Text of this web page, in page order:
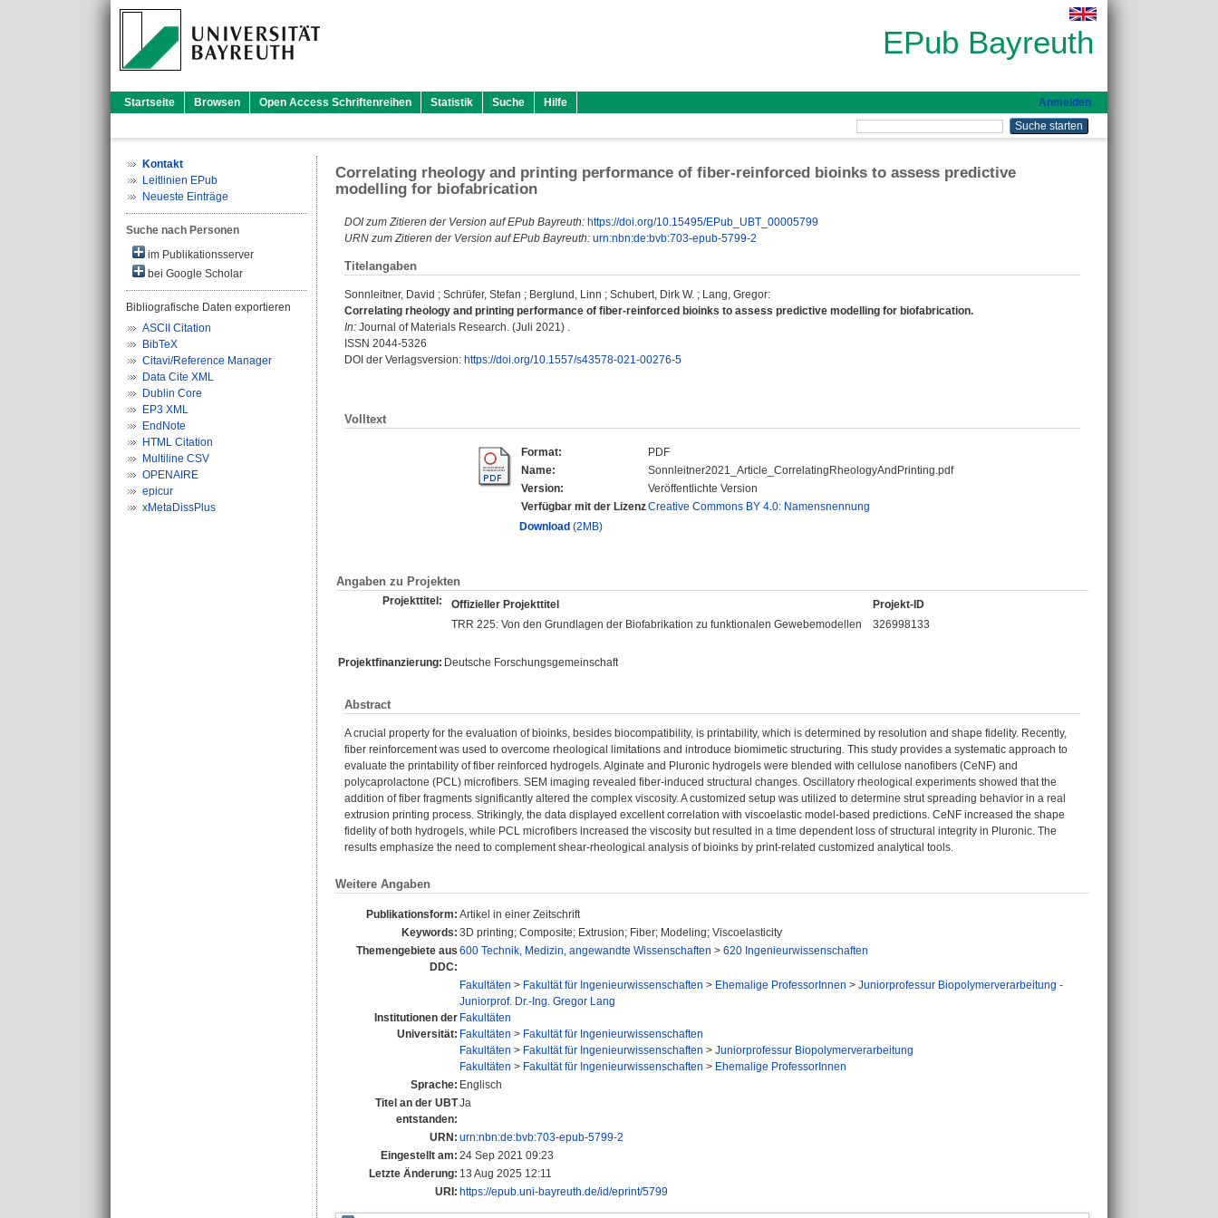
EPub Bayreuth
Startseite Browsen Open Access Schriftenreihen Statistik Suche Hilfe Anmelden
Kontakt
Leitlinien EPub
Neueste Einträge
Suche nach Personen
im Publikationsserver
bei Google Scholar
Bibliografische Daten exportieren
ASCII Citation
BibTeX
Citavi/Reference Manager
Data Cite XML
Dublin Core
EP3 XML
EndNote
HTML Citation
Multiline CSV
OPENAIRE
epicur
xMetaDissPlus
Correlating rheology and printing performance of fiber-reinforced bioinks to assess predictive
modelling for biofabrication
DOI zum Zitieren der Version auf EPub Bayreuth: https://doi.org/10.15495/EPub_UBT_00005799
URN zum Zitieren der Version auf EPub Bayreuth: urn:nbn:de:bvb:703-epub-5799-2
Titelangaben
Sonnleitner, David ; Schrüfer, Stefan ; Berglund, Linn ; Schubert, Dirk W. ; Lang, Gregor:
Correlating rheology and printing performance of fiber-reinforced bioinks to assess predictive modelling for biofabrication.
In: Journal of Materials Research. (Juli 2021) .
ISSN 2044-5326
DOI der Verlagsversion: https://doi.org/10.1557/s43578-021-00276-5
Volltext
Format:
PDF
Name:
Sonnleitner2021_Article_CorrelatingRheologyAndPrinting.pdf
Version:
Veröffentlichte Version
Verfügbar mit der LizenzCreative Commons BY 4.0: Namensnennung
Download (2MB)
Angaben zu Projekten
Projekttitel: Offizieller Projekttitel
Projekt-ID
TRR 225: Von den Grundlagen der Biofabrikation zu funktionalen Gewebemodellen
326998133
Projektfinanzierung: Deutsche Forschungsgemeinschaft
Abstract
A crucial property for the evaluation of bioinks, besides biocompatibility, is printability, which is determined by resolution and shape fidelity. Recently,
fiber reinforcement was used to overcome rheological limitations and introduce biomimetic structuring. This study provides a systematic approach to
evaluate the printability of fiber reinforced hydrogels. Alginate and Pluronic hydrogels were blended with cellulose nanofibers (CeNF) and
polycaprolactone (PCL) microfibers. SEM imaging revealed fiber-induced structural changes. Oscillatory rheological experiments showed that the
addition of fiber fragments significantly altered the complex viscosity. A customized setup was utilized to determine strut spreading behavior in a real
extrusion printing process. Strikingly, the data displayed excellent correlation with viscoelastic model-based predictions. CeNF increased the shape
fidelity of both hydrogels, while PCL microfibers increased the viscosity but resulted in a time dependent loss of structural integrity in Pluronic. The
results emphasize the need to complement shear-rheological analysis of bioinks by print-related customized analytical tools.
Weitere Angaben
Publikationsform: Artikel in einer Zeitschrift
Keywords: 3D printing; Composite; Extrusion; Fiber; Modeling; Viscoelasticity
Themengebiete aus
DDC:
600 Technik, Medizin, angewandte Wissenschaften > 620 Ingenieurwissenschaften
Institutionen der
Universität:
Fakultäten > Fakultät für Ingenieurwissenschaften > Ehemalige ProfessorInnen > Juniorprofessur Biopolymerverarbeitung -
Juniorprof. Dr.-Ing. Gregor Lang
Fakultäten
Fakultäten > Fakultät für Ingenieurwissenschaften
Fakultäten > Fakultät für Ingenieurwissenschaften > Juniorprofessur Biopolymerverarbeitung
Fakultäten > Fakultät für Ingenieurwissenschaften > Ehemalige ProfessorInnen
Sprache: Englisch
Titel an der UBT
entstanden:
Ja
URN: urn:nbn:de:bvb:703-epub-5799-2
Eingestellt am: 24 Sep 2021 09:23
Letzte Änderung: 13 Aug 2025 12:11
URI: https://epub.uni-bayreuth.de/id/eprint/5799